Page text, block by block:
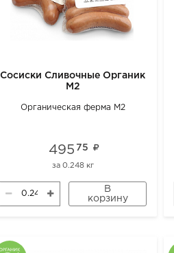
Сосиски Сливочные Органик
М2
Органическая ферма М2
495 75
за 0.248 кг
В
корзину